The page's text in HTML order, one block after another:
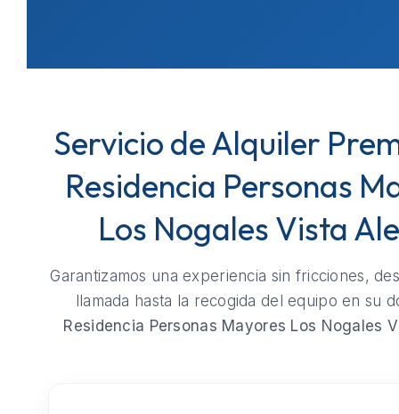
Servicio de Alquiler
Residencia Personas
Los Nogales Vista
Garantizamos una experiencia sin fricciones,
llamada hasta la recogida del equipo en su
Residencia Personas Mayores Los Nogales